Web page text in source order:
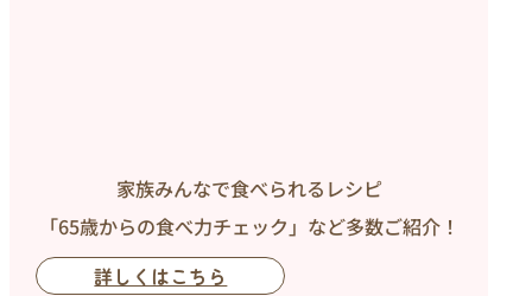
家族みんなで食べられるレシピ
「65歳からの食べ力チェック」など多数ご紹介！
詳しくはこちら